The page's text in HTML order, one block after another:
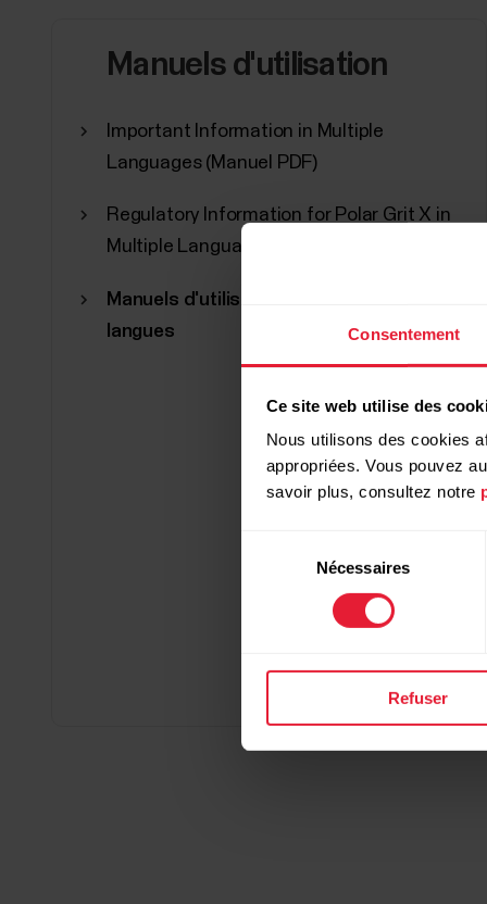
Consentement
Ce site web utilise des
Nous utilisons des cookies
appropriées. Vous pouvez
savoir plus, consultez notre
consentement
Nécessaires
Refuser
Manuels d'utilisation
Important Information in Multiple
Languages (Manuel PDF)
Regulatory Information for Polar Grit X in
Multiple Languages (Manuel PDF)
Manuels d'utilisation dans d'autres
langues